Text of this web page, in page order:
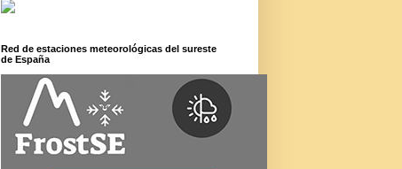
Red de estaciones meteorológicas del sureste
de España